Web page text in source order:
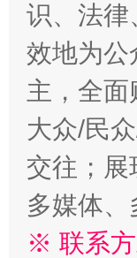
识、法律
效地为公
主，全
大众/民
交往；展
多媒体
※ 联系方